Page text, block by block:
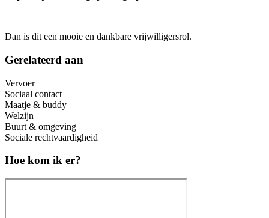
Dan is dit een mooie en dankbare vrijwilligersrol.
Gerelateerd aan
Vervoer
Sociaal contact
Maatje & buddy
Welzijn
Buurt & omgeving
Sociale rechtvaardigheid
Hoe kom ik er?